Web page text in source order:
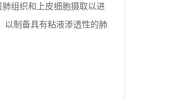
组织和上皮细胞摄取以进
以制备具有粘液渗透性的肺